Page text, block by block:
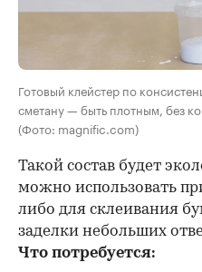
Готовый клейстер по
сметану — быть плотным, без
(Фото: magnific.com)
Такой состав будет
можно использовать
либо для склеивания
заделки небольших
Что потребуется: